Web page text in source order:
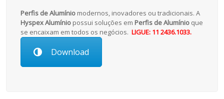
Perfis de Alumínio modernos, inovadores ou tradicionais. A
Hyspex Alumínio possui soluções em Perfis de Alumínio que
se encaixam em todos os negócios.LIGUE: 11 2436.1033.
Download